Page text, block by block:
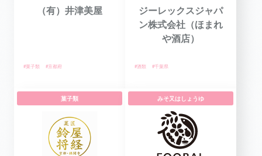
（有）井津美屋
#菓子類 #京都府
ジーレックスジャパ
ン株式会社（ほまれ
や酒店）
#酒類 #千葉県
菓子類 みそ又はしょうゆ